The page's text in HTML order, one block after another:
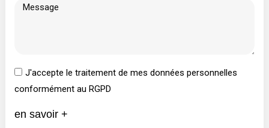
J'accepte le traitement de mes données personnelles
conformément au RGPD
en savoir +